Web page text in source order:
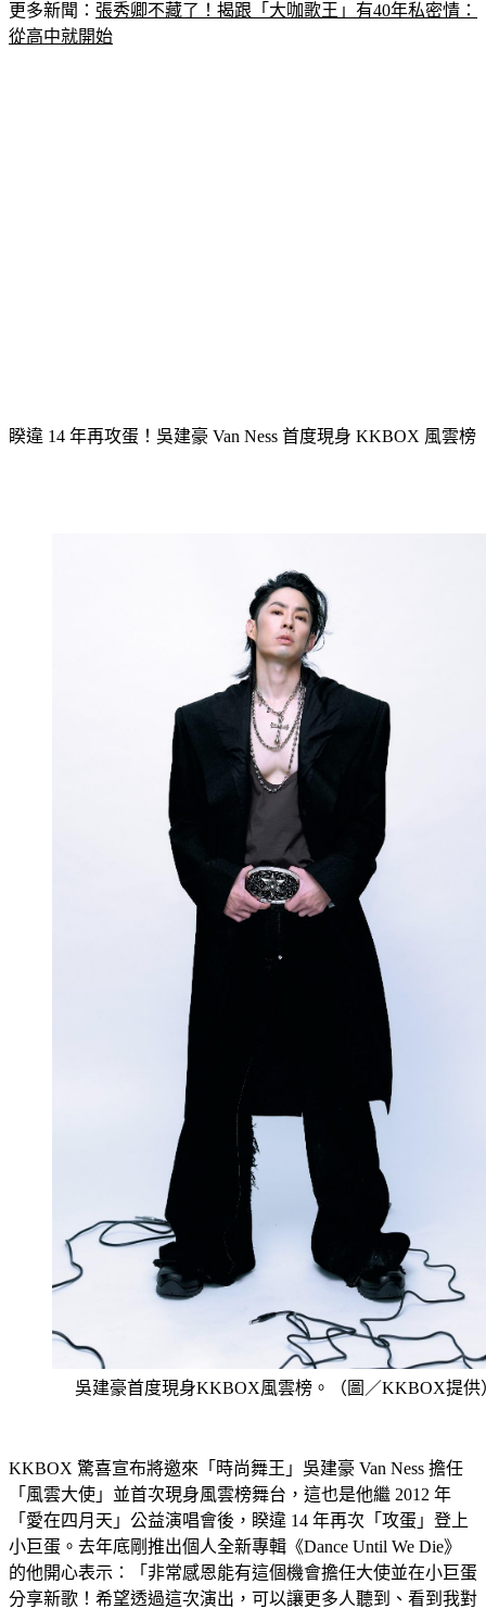
更多新聞： 張秀卿不藏了！揭跟「大咖歌王」有40年私密情：
從高中就開始
睽違 14 年再攻蛋！吳建豪 Van Ness 首度現身 KKBOX 風雲榜
吳建豪首度現身KKBOX風雲榜。（圖／KKBOX提供
KKBOX 驚喜宣布將邀來「時尚舞王」吳建豪 Van Ness 擔任
「風雲大使」並首次現身風雲榜舞台，這也是他繼 2012 年
「愛在四月天」公益演唱會後，睽違 14 年再次「攻蛋」登上
小巨蛋。去年底剛推出個人全新專輯《Dance Until We Die》
的他開心表示：「非常感恩能有這個機會擔任大使並在小巨蛋
分享新歌！希望透過這次演出，可以讓更多人聽到、看到我對